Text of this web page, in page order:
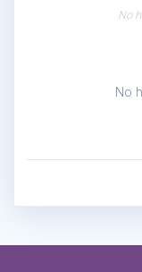
No
No